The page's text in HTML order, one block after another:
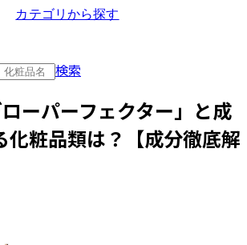
カテゴリから探す
検索
ーパーフェクター 」と成
化粧品類は？【成分徹底解